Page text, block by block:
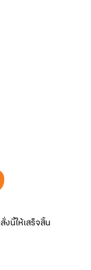
นี้ให้เสร็จสิ้น